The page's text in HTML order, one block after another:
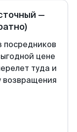
—
посредников
цене
туда и
возвращения